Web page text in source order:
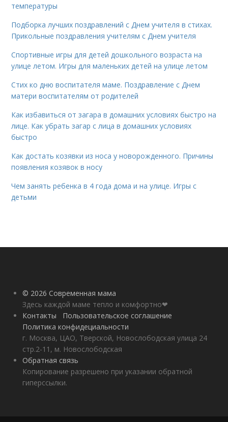
температуры
Подборка лучших поздравлений с Днем учителя в стихах.
Прикольные поздравления учителям с Днем учителя
Спортивные игры для детей дошкольного возраста на
улице летом. Игры для маленьких детей на улице летом
Стих ко дню воспитателя маме. Поздравление с Днем
матери воспитателям от родителей
Как избавиться от загара в домашних условиях быстро на
лице. Как убрать загар с лица в домашних условиях
быстро
Как достать козявки из носа у новорожденного. Причины
появления козявок в носу
Чем занять ребенка в 4 года дома и на улице. Игры с
детьми
© 2026 Современная мама
Здесь каждой маме тепло и комфортно❤
Контакты
Пользовательское соглашение
Политика конфидециальности
г. Москва, ЦАО, Тверской, Новослободская улица 24
стр.2-11, м. Новослободская
Обратная связь
Копирование разрешено при указании обратной
гиперссылки.